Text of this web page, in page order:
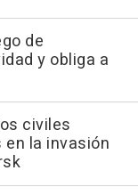
de
y obliga a
civiles
la invasión